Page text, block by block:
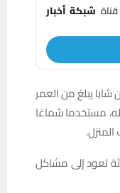
شبكة أخبار
شابا يبلغ من العمر
مستخدما شماغا
تعود إلى مشاكل